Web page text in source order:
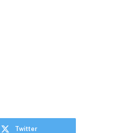
Twitter